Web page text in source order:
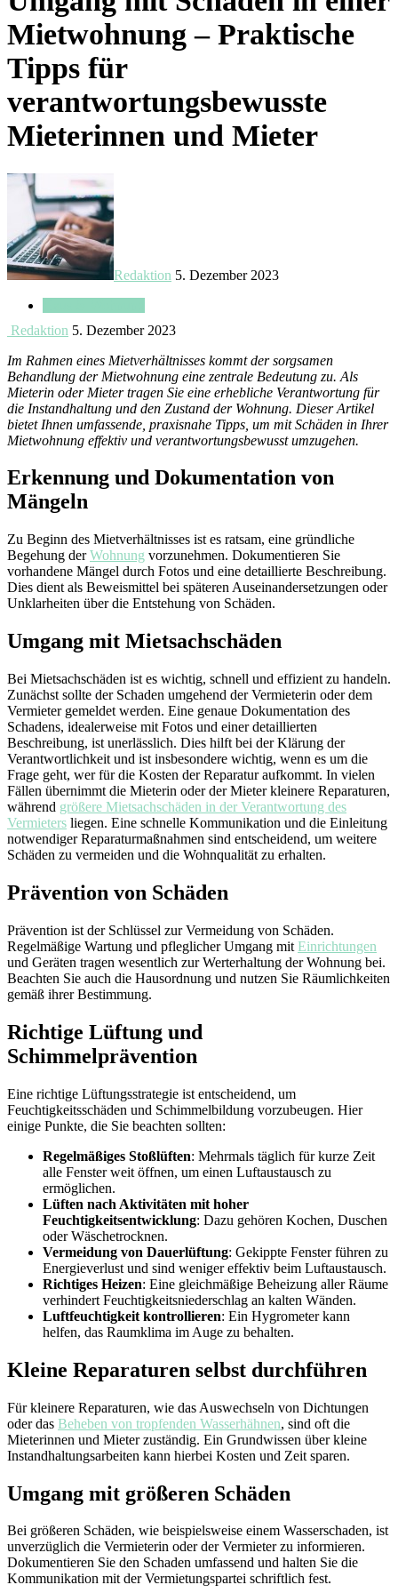
Mietwohnung – Praktische
Tipps für
verantwortungsbewusste
Mieterinnen und Mieter
Redaktion 5. Dezember 2023
Redaktion 5. Dezember 2023
Im Rahmen eines Mietverhältnisses kommt der sorgsamen
Behandlung der Mietwohnung eine zentrale Bedeutung zu. Als
Mieterin oder Mieter tragen Sie eine erhebliche Verantwortung für
die Instandhaltung und den Zustand der Wohnung. Dieser Artikel
bietet Ihnen umfassende, praxisnahe Tipps, um mit Schäden in Ihrer
Mietwohnung effektiv und verantwortungsbewusst umzugehen.
Erkennung und Dokumentation von
Mängeln
Zu Beginn des Mietverhältnisses ist es ratsam, eine gründliche
Begehung derWohnung vorzunehmen. Dokumentieren Sie
vorhandene Mängel durch Fotos und eine detaillierte Beschreibung.
Dies dient als Beweismittel bei späteren Auseinandersetzungen oder
Unklarheiten über die Entstehung von Schäden.
Umgang mit Mietsachschäden
Bei Mietsachschäden ist es wichtig, schnell und effizient zu handeln.
Zunächst sollte der Schaden umgehend der Vermieterin oder dem
Vermieter gemeldet werden. Eine genaue Dokumentation des
Schadens, idealerweise mit Fotos und einer detaillierten
Beschreibung, ist unerlässlich. Dies hilft bei der Klärung der
Verantwortlichkeit und ist insbesondere wichtig, wenn es um die
Frage geht, wer für die Kosten der Reparatur aufkommt. In vielen
Fällen übernimmt die Mieterin oder der Mieter kleinere Reparaturen,
während größere Mietsachschäden in der Verantwortung des
Vermieters liegen. Eine schnelle Kommunikation und die Einleitung
notwendiger Reparaturmaßnahmen sind entscheidend, um weitere
Schäden zu vermeiden und die Wohnqualität zu erhalten.
Prävention von Schäden
Prävention ist der Schlüssel zur Vermeidung von Schäden.
Regelmäßige Wartung und pfleglicher Umgang mit Einrichtungen
und Geräten tragen wesentlich zur Werterhaltung der Wohnung bei.
Beachten Sie auch die Hausordnung und nutzen Sie Räumlichkeiten
gemäß ihrer Bestimmung.
Richtige Lüftung und
Schimmelprävention
Eine richtige Lüftungsstrategie ist entscheidend, um
Feuchtigkeitsschäden und Schimmelbildung vorzubeugen. Hier
einige Punkte, die Sie beachten sollten:
Regelmäßiges Stoßlüften: Mehrmals täglich für kurze Zeit
alle Fenster weit öffnen, um einen Luftaustausch zu
ermöglichen.
Lüften nach Aktivitäten mit hoher
Feuchtigkeitsentwicklung: Dazu gehören Kochen, Duschen
oder Wäschetrocknen.
Vermeidung von Dauerlüftung: Gekippte Fenster führen zu
Energieverlust und sind weniger effektiv beim Luftaustausch.
Richtiges Heizen: Eine gleichmäßige Beheizung aller Räume
verhindert Feuchtigkeitsniederschlag an kalten Wänden.
Luftfeuchtigkeit kontrollieren: Ein Hygrometer kann
helfen, das Raumklima im Auge zu behalten.
Kleine Reparaturen selbst durchführen
Für kleinere Reparaturen, wie das Auswechseln von Dichtungen
oder das Beheben von tropfenden Wasserhähnen, sind oft die
Mieterinnen und Mieter zuständig. Ein Grundwissen über kleine
Instandhaltungsarbeiten kann hierbei Kosten und Zeit sparen.
Umgang mit größeren Schäden
Bei größeren Schäden, wie beispielsweise einem Wasserschaden, ist
unverzüglich die Vermieterin oder der Vermieter zu informieren.
Dokumentieren Sie den Schaden umfassend und halten Sie die
Kommunikation mit der Vermietungspartei schriftlich fest.